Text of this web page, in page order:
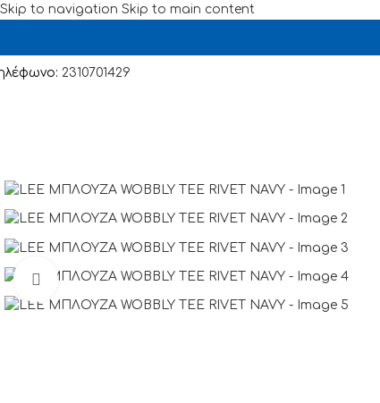
Skip to navigation Skip to main content
2310701429
Click to enlarge